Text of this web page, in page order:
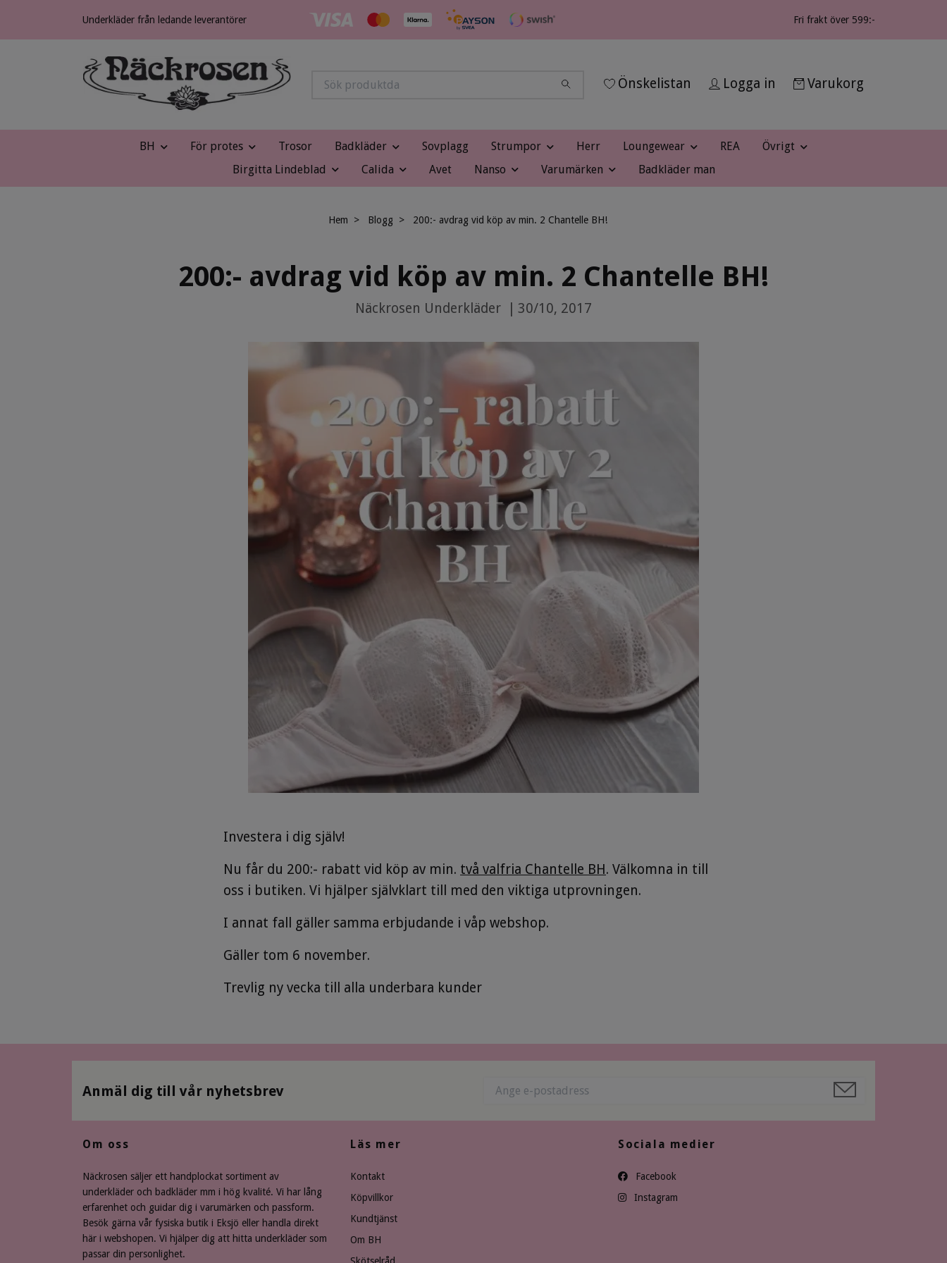
Underkläder från ledande leverantörer Fri frakt över 599:-
Önskelistan Logga in Varukorg
BH För protes Trosor Badkläder Sovplagg Strumpor Herr Loungewear REA
Övrigt
Birgitta Lindeblad
Calida Avet Nanso Varumärken Badkläder man
Hem Blogg 200:- avdrag vid köp av min. 2 Chantelle BH!
200:- avdrag vid köp av min. 2 Chantelle BH!
Näckrosen Underkläder 30/10, 2017
Investera i dig själv!
Nu får du 200:- rabatt vid köp av min. två valfria Chantelle BH. Välkomna in till
oss i butiken. Vi hjälper självklart till med den viktiga utprovningen.
I annat fall gäller samma erbjudande i våp webshop.
Gäller tom 6 november.
Trevlig ny vecka till alla underbara kunder
Anmäl dig till vår nyhetsbrev
Om oss
Näckrosen säljer ett handplockat sortiment av
underkläder och badkläder mm i hög kvalité. Vi har lång
erfarenhet och guidar dig i varumärken och passform.
Besök gärna vår fysiska butik i Eksjö eller handla direkt
här i webshopen. Vi hjälper dig att hitta underkläder som
passar din personlighet.
Läs mer
Kontakt
Köpvillkor
Kundtjänst
Om BH
Sociala medier
Facebook
Instagram